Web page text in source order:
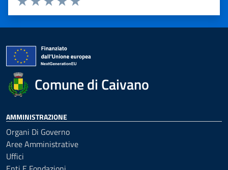
Valuta 5 stelle su 5
Valuta 4 stelle su 5
Valuta 3 stelle su 5
Valuta 2 stelle su 5
Valuta 1 stelle su 5
Comune di Caivano
AMMINISTRAZIONE
Organi Di Governo
Aree Amministrative
Uffici